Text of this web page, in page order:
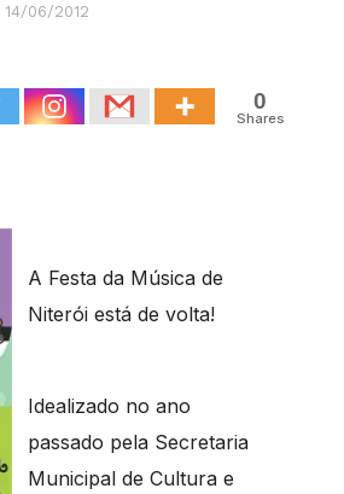
14/06/2012
0
Shares
A Festa da Música de
Niterói está de volta!
Idealizado no ano
passado pela Secretaria
Municipal de Cultura e